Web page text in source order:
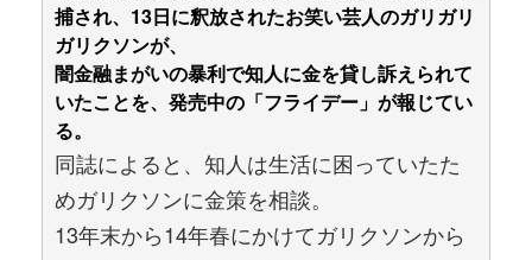
捕され、13日に釈放されたお笑い芸人のガリガリ
ガリクソンが、
闇金融まがいの暴利で知人に金を貸し訴えられて
いたことを、発売中の「フライデー」が報じてい
る。
同誌によると、知人は生活に困っていたた
めガリクソンに金策を相談。
13年末から14年春にかけてガリクソンから